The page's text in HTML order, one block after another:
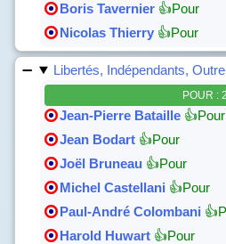
Boris Tavernier 👍Pour
Nicolas Thierry 👍Pour
Libertés, Indépendants,
POUR :
Jean-Pierre Bataille 👍Pour
Jean Bodart 👍Pour
Joël Bruneau 👍Pour
Michel Castellani 👍Pour
Paul-André Colombani
Harold Huwart 👍Pour